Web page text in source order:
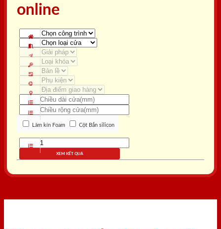
online
Làm kín Foam Cột Bắn silicon
XEM KẾT QUẢ